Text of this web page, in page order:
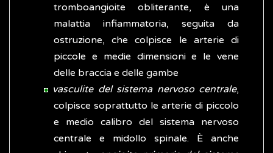
tromboangioite obliterante, è una
malattia infiammatoria, seguita da
ostruzione, che colpisce le arterie di
piccole e medie dimensioni e le vene
delle braccia e delle gambe
vasculite del sistema nervoso centrale,
colpisce soprattutto le arterie di piccolo
e medio calibro del sistema nervoso
centrale e midollo spinale. È anche